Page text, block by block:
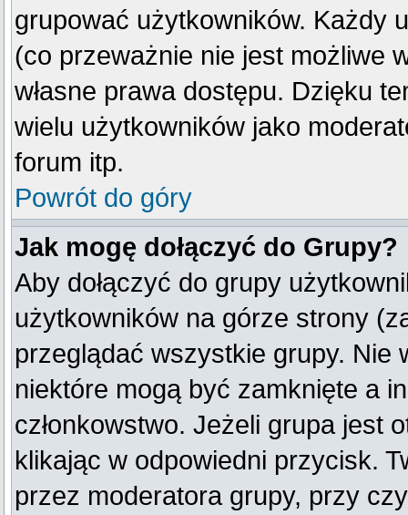
grupować użytkowników. Każdy
(co przeważnie nie jest możliwe
własne prawa dostępu. Dzięku
wielu użytkowników jako
forum itp.
Powrót do góry
Jak mogę dołączyć do Grupy?
Aby dołączyć do grupy
użytkowników na górze strony
przeglądać wszystkie grupy. Nie
niektóre mogą być zamknięte a
członkowstwo. Jeżeli grupa jest
klikając w odpowiedni przycisk.
przez moderatora grupy, przy